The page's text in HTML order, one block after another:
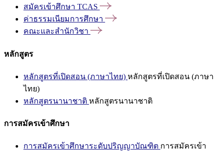
สมัครเข้าศึกษา TCAS
ค่าธรรมเนียมการศึกษา
คณะและสำนักวิชา
หลักสูตร
หลักสูตรที่เปิดสอน (ภาษาไทย) หลักสูตรที่เปิดสอน (ภาษา
ไทย)
หลักสูตรนานาชาติ หลักสูตรนานาชาติ
การสมัครเข้าศึกษา
การสมัครเข้าศึกษาระดับปริญญาบัณฑิต การสมัครเข้า